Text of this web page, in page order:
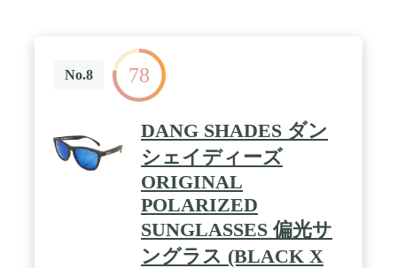
No.8 78
DANG SHADES ダン
シェイディーズ
ORIGINAL
POLARIZED
SUNGLASSES 偏光サ
ングラス (BLACK X